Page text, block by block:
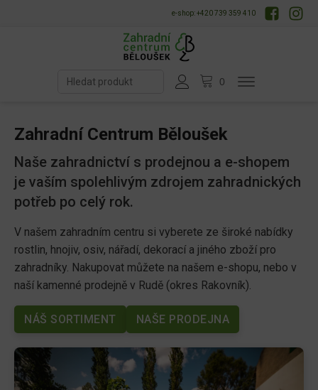
e-shop: +420 739 359 410
Zahradní Centrum Běloušek
Naše zahradnictví s prodejnou a e-shopem
je vaším spolehlivým zdrojem zahradnických
potřeb po celý rok.
V našem zahradním centru si vyberete ze široké nabídky
rostlin, hnojiv, osiv, nářadí, dekorací a jiného zboží pro
zahradníky. Nakupovat můžete na našem e-shopu, nebo v
naší kamenné prodejně v Rudě (okres Rakovník).
NÁŠ SORTIMENT NAŠE PRODEJNA